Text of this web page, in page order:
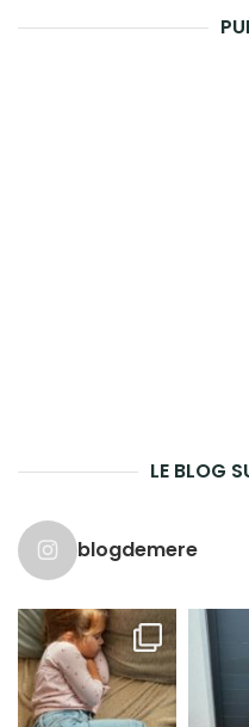
LE BLOG
blogdemere